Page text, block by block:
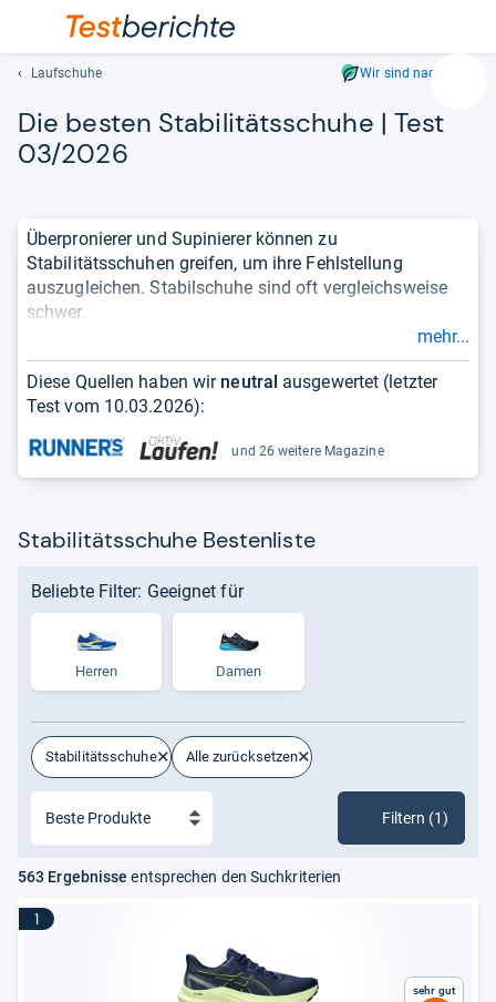
Geben
und
lassen
sich
Laufschuhe Wir sind nachhaltig
Die bes­ten Sta­bi­li­täts­schuhe | Test
03/2026
Überpronierer und Supinierer können zu
Stabilitätsschuhen greifen, um ihre Fehlstellung
auszugleichen. Stabilschuhe sind oft vergleichsweise
schwer.
unser Ranking mit der Note 1,3 an. Die Liste basiert auf
einer unabhängigen Auswertung von Tests und
So sehen Sie sehr schnell, wiegut oder schlecht
Produkt ist.
mehr...
Diese Quellen haben wir neutral ausgewertet (letzter
Test vom 10.03.2026):
und 26 weitere Magazine
Stabilitätsschuhe Bestenliste
Beliebte Filter: Geeignet für
Herren Damen
Stabilitätsschuhe Alle zurücksetzen
Filtern (1)
563 Ergebnisse entsprechen den Suchkriterien
1
Sehr gut